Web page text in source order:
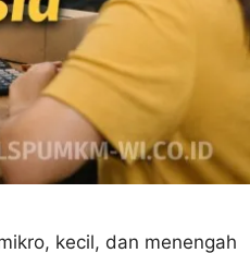
kecil, dan menengah